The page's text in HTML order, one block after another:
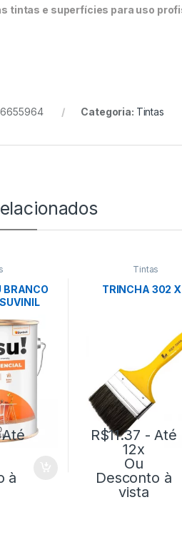
tintas e superfícies para uso
Categoria: Tintas
BRANCO
à
Tintas
TRINCHA 302
R$11.37 - Até
12x
Ou
Desconto à
vista